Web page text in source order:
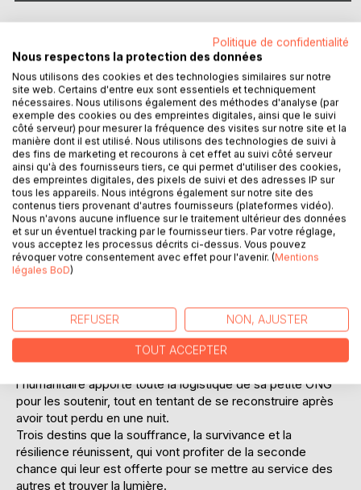
DESCRIPTION
Le feu.
Le feu qui rougit les lames qui mutilent.
Le feu qui tue.
Le feu qui détruit l'héritage et paralyse.
Fatou l'infirmière se bat contre l'excision qu'elle a subie à
l'âge de cinq ans. Gérald, le syndicaliste, lutte pour
améliorer le sort des ouvriers tamouls exploités
inhumainement dans les plantations de thé de son pays. Lili
l'humanitaire apporte toute la logistique de sa petite ONG
pour les soutenir, tout en tentant de se reconstruire après
avoir tout perdu en une nuit.
Trois destins que la souffrance, la survivance et la
résilience réunissent, qui vont profiter de la seconde
chance qui leur est offerte pour se mettre au service des
autres et trouver la lumière.
Politique de confidentialité
Nous respectons la protection des données
Nous utilisons des cookies et des technologies similaires sur notre
site web. Certains d'entre eux sont essentiels et techniquement
nécessaires. Nous utilisons également des méthodes d'analyse (par
exemple des cookies ou des empreintes digitales, ainsi que le suivi
côté serveur) pour mesurer la fréquence des visites sur notre site et la
manière dont il est utilisé. Nous utilisons des technologies de suivi à
des fins de marketing et recourons à cet effet au suivi côté serveur
ainsi qu'à des fournisseurs tiers, ce qui permet d'utiliser des cookies,
des empreintes digitales, des pixels de suivi et des adresses IP sur
tous les appareils. Nous intégrons également sur notre site des
contenus tiers provenant d'autres fournisseurs (plateformes vidéo).
Nous n'avons aucune influence sur le traitement ultérieur des données
et sur un éventuel tracking par le fournisseur tiers. Par votre réglage,
vous acceptez les processus décrits ci-dessus. Vous pouvez
révoquer votre consentement avec effet pour l'avenir. (Mentions
légales BoD)
REFUSER NON, AJUSTER
TOUT ACCEPTER